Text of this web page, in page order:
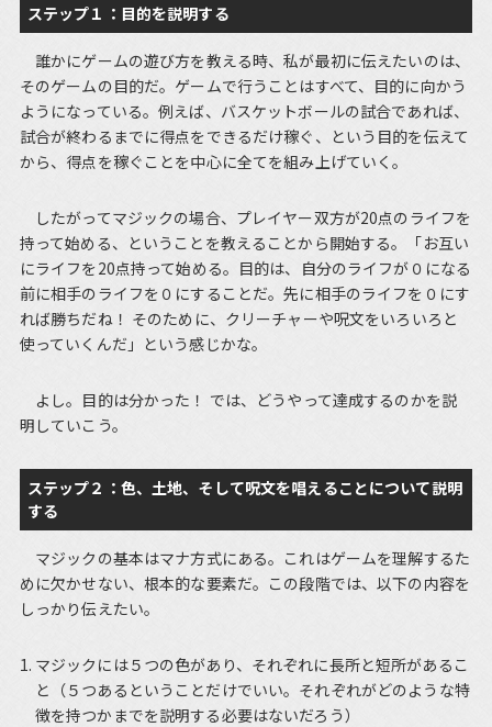
ステップ１：目的を説明する
誰かにゲームの遊び方を教える時、私が最初に伝えたいのは、
そのゲームの目的だ。ゲームで行うことはすべて、目的に向かう
ようになっている。例えば、バスケットボールの試合であれば、
試合が終わるまでに得点をできるだけ稼ぐ、という目的を伝えて
から、得点を稼ぐことを中心に全てを組み上げていく。
したがってマジックの場合、プレイヤー双方が20点のライフを
持って始める、ということを教えることから開始する。「お互い
にライフを20点持って始める。目的は、自分のライフが０になる
前に相手のライフを０にすることだ。先に相手のライフを０にす
れば勝ちだね！ そのために、クリーチャーや呪文をいろいろと
使っていくんだ」という感じかな。
よし。目的は分かった！ では、どうやって達成するのかを説
明していこう。
ステップ２：色、土地、そして呪文を唱えることについて説明
する
マジックの基本はマナ方式にある。これはゲームを理解するた
めに欠かせない、根本的な要素だ。この段階では、以下の内容を
しっかり伝えたい。
マジックには５つの色があり、それぞれに長所と短所があるこ
と（５つあるということだけでいい。それぞれがどのような特
徴を持つかまでを説明する必要はないだろう）